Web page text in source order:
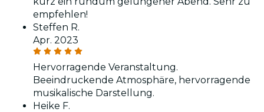
empfehlen!
Steffen R.
Apr. 2023
Hervorragende Veranstaltung.
Beeindruckende Atmosphäre, hervorragende
musikalische Darstellung.
Heike F.